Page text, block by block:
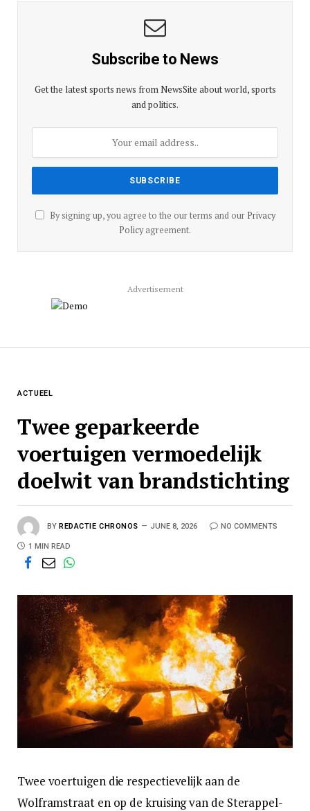
Subscribe to News
Get the latest sports news from NewsSite about world, sports
and politics.
By signing up, you agree to the our terms and our Privacy
Policyagreement.
Advertisement
ACTUEEL
Twee geparkeerde
voertuigen vermoedelijk
doelwit van brandstichting
BY REDACTIE CHRONOS JUNE 8, 2026 NO COMMENTS
1 MIN READ
Twee voertuigen die respectievelijk aan de
Wolframstraat en op de kruising van de Sterappel-